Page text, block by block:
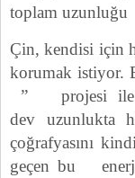
toplam uzunluğu
Çin, kendisi için
korumak istiyor.
” projesi ile
dev uzunlukta
çoğrafyasını
geçen bu enerji